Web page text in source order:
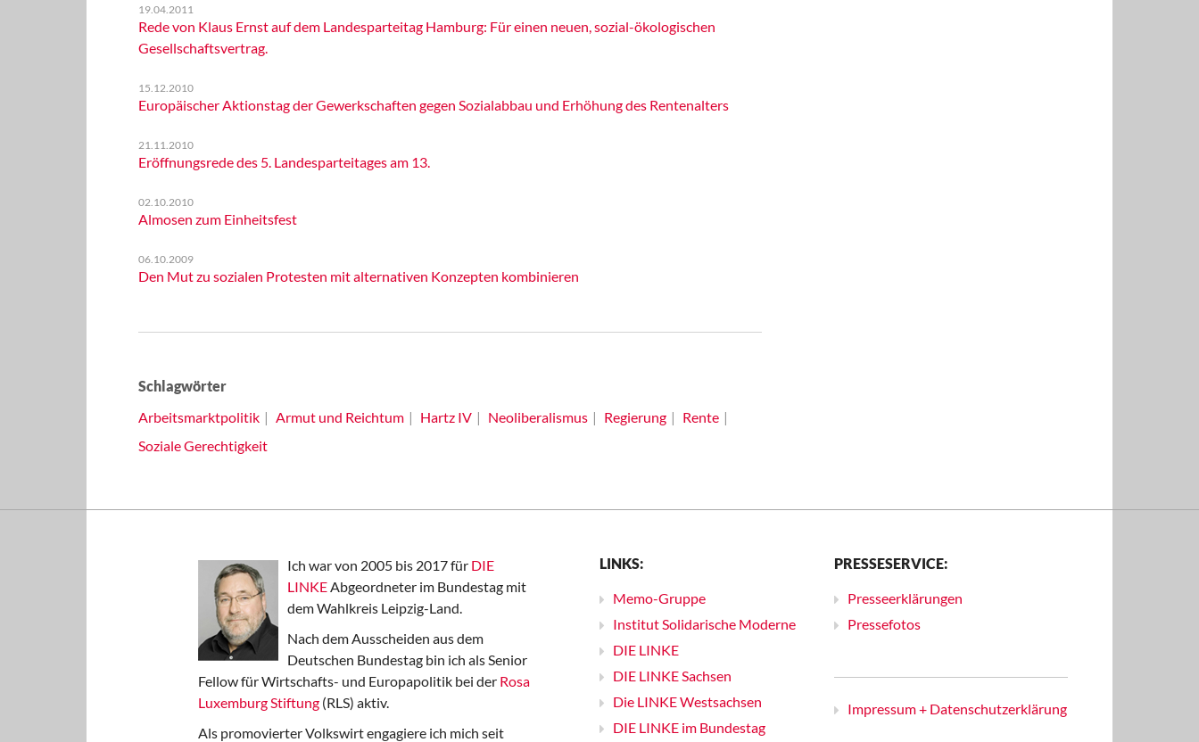
19.04.2011
Rede von Klaus Ernst auf dem Landesparteitag Hamburg: Für einen neuen, sozial-ökologischen
Gesellschaftsvertrag.
15.12.2010
Europäischer Aktionstag der Gewerkschaften gegen Sozialabbau und Erhöhung des Rentenalters
21.11.2010
Eröffnungsrede des 5. Landesparteitages am 13.
02.10.2010
Almosen zum Einheitsfest
06.10.2009
Den Mut zu sozialen Protesten mit alternativen Konzepten kombinieren
Schlagwörter
Arbeitsmarktpolitik
Armut und Reichtum Hartz IV Neoliberalismus Regierung
Rente
Soziale Gerechtigkeit
Ich war von 2005 bis 2017 für DIE
LINKEAbgeordneter im Bundestag mit
dem Wahlkreis Leipzig-Land.
Nach dem Ausscheiden aus dem
Deutschen Bundestag bin ich als Senior
Fellow für Wirtschafts- und Europapolitik bei der Rosa
Luxemburg Stiftung (RLS) aktiv.
Als promovierter Volkswirt engagiere ich mich seit
LINKS:
Memo-Gruppe
Institut Solidarische Moderne
DIE LINKE
DIE LINKE Sachsen
Die LINKE Westsachsen
DIE LINKE im Bundestag
PRESSESERVICE:
Presseerklärungen
Pressefotos
Impressum + Datenschutzerklärung